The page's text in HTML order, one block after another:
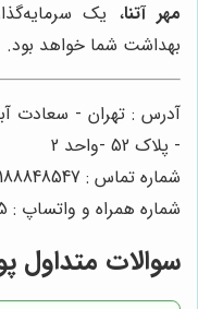
مهر آتنا، یک
بهداشت شما خواهد بود.
آدرس : تهران - سعادت
- پلاک 52 -واحد 2
شماره تماس : 02188848547 - 02188317033
شماره همراه و واتساپ : 09121576285
سوالات متداول